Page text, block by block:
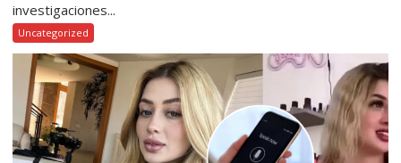
investigaciones...
Uncategorized